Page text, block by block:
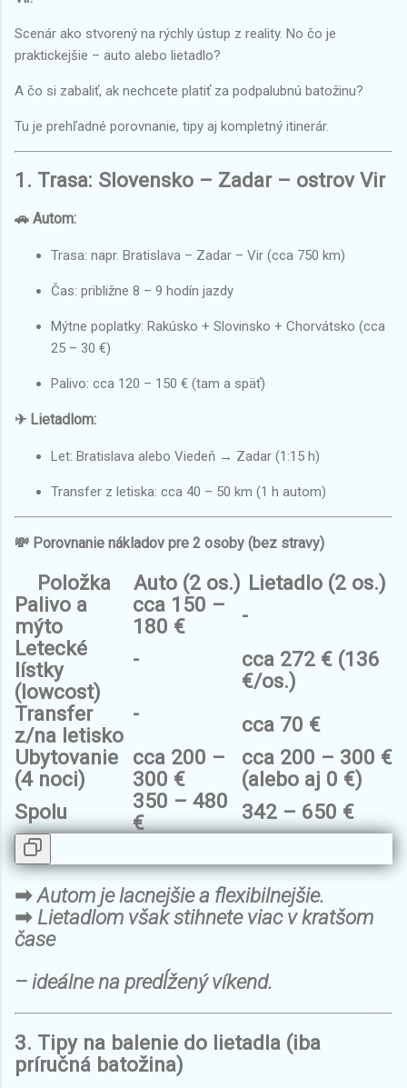
Scenár ako stvorený na rýchly ústup z reality. No čo je
praktickejšie – auto alebo lietadlo?
A čo si zabaliť, ak nechcete platiť za podpalubnú batožinu?
Tu je prehľadné porovnanie, tipy aj kompletný itinerár.
1. Trasa: Slovensko – Zadar – ostrov Vir
🚗 Autom:
Trasa: napr. Bratislava – Zadar – Vir (cca 750 km)
Čas: približne 8 – 9 hodín jazdy
Mýtne poplatky: Rakúsko + Slovinsko + Chorvátsko (cca
25 – 30 €)
Palivo: cca 120 – 150 € (tam a späť)
✈ Lietadlom:
Let: Bratislava alebo Viedeň → Zadar (1:15 h)
Transfer z letiska: cca 40 – 50 km (1 h autom)
💸 Porovnanie nákladov pre 2 osoby (bez stravy)
Položka Auto (2 os.) Lietadlo (2 os.)
Palivo a
mýto
cca 150 –
180 €
-
Letecké
lístky
(lowcost)
-
cca 272 € (136
€/os.)
Transfer
z/na letisko
-
cca 70 €
Ubytovanie
(4 noci)
cca 200 –
300 €
cca 200 – 300 €
(alebo aj 0 €)
Spolu
350 – 480
€
342 – 650 €
➡Autom je lacnejšie a flexibilnejšie.
➡Lietadlom však stihnete viac v kratšom
čase
– ideálne na predĺžený víkend.
3. Tipy na balenie do lietadla (iba
príručná batožina)